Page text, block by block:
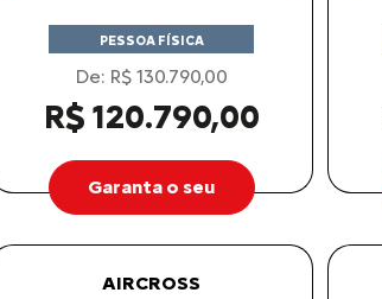
PESSOA FÍSICA
De: R$ 130.790,00
R$ 120.790,00
Garanta o seu
AIRCROSS